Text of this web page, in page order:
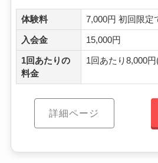
体験料 7,000円 初回限定
入会金 15,000円
1回あたりの
料金
1回あたり8,000円
詳細ページ